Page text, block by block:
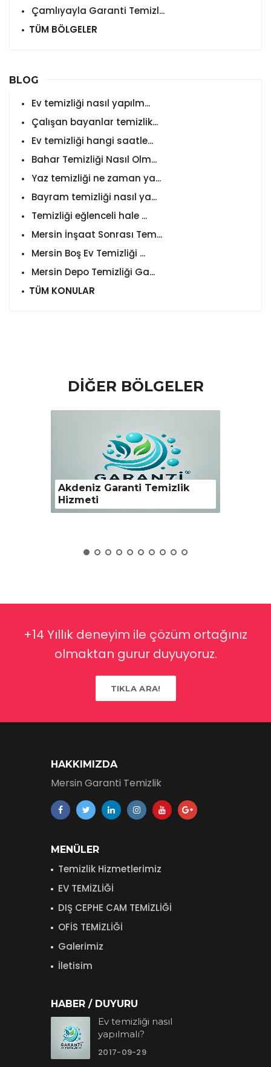
Çamlıyayla Garanti Temizl...
TÜM BÖLGELER
BLOG
Ev temizliği nasıl yapılm...
Çalışan bayanlar temizlik...
Ev temizliği hangi saatle...
Bahar Temizliği Nasıl Olm...
Yaz temizliği ne zaman ya...
Bayram temizliği nasıl ya...
Temizliği eğlenceli hale ...
Mersin İnşaat Sonrası Tem...
Mersin Boş Ev Temizliği ...
Mersin Depo Temizliği Ga...
TÜM KONULAR
DİĞER BÖLGELER
Mezitli Garanti Temizlik
Hizmeti
+14 Yıllık deneyim ile çözüm ortağınız
olmaktan gurur duyuyoruz.
TIKLA ARA!
HAKKIMIZDA
Mersin Garanti Temizlik
MENÜLER
Temizlik Hizmetlerimiz
EV TEMİZLİĞİ
DIŞ CEPHE CAM TEMİZLİĞİ
OFİS TEMİZLİĞİ
Galerimiz
İletisim
HABER / DUYURU
Ev temizliği nasıl
yapılmalı?
2017-09-29